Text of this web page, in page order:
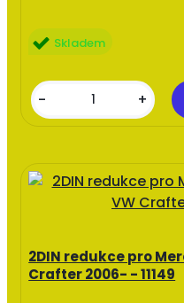
Skladem
- +
2DIN redukce pro
Crafter 2006- - 11149